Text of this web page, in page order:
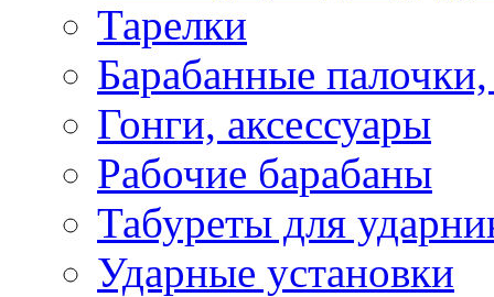
Тарелки
Барабанные палочки,
Гонги, аксессуары
Рабочие барабаны
Табуреты для
Ударные установки